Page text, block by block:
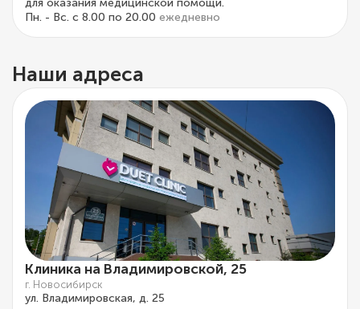
для оказания медицинской помощи.
Пн. - Вс. с 8.00 по 20.00 ежедневно
Наши адреса
Клиника на Владимировской, 25
г. Новосибирск
ул. Владимировская, д. 25